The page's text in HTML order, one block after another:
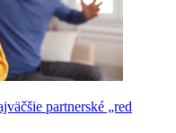
partnerské „red